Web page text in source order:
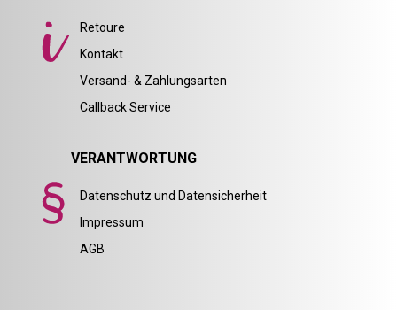
Retoure
Kontakt
Versand- & Zahlungsarten
Callback Service
VERANTWORTUNG
Datenschutz und Datensicherheit
Impressum
AGB